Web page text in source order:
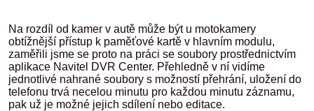
Na rozdíl od kamer v autě může být u motokamery
obtížnější přístup k paměťové kartě v hlavním modulu,
zaměřili jsme se proto na práci se soubory prostřednictvím
aplikace Navitel DVR Center. Přehledně v ní vidíme
jednotlivé nahrané soubory s možností přehrání, uložení do
telefonu trvá necelou minutu pro každou minutu záznamu,
pak už je možné jejich sdílení nebo editace.